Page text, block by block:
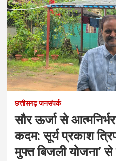
छत्तीसगढ़ जनसंपर्क
सौर ऊर्जा से
कदम: सूर्य प्रकाश
मुफ्त बिजली योजना’